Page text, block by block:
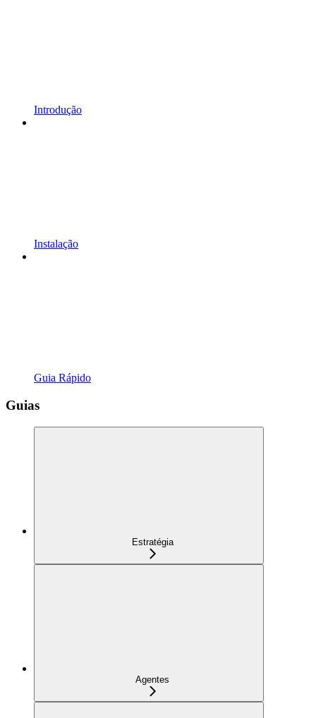
Introdução
Instalação
Guia Rápido
Guias
Estratégia
Agentes